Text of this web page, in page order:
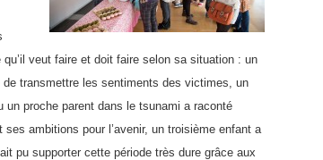
veut faire et doit faire selon sa situation : un
transmettre les sentiments des victimes, un
un proche parent dans le tsunami a raconté
ses ambitions pour l’avenir, un troisième enfant a
pu supporter cette période très dure grâce aux